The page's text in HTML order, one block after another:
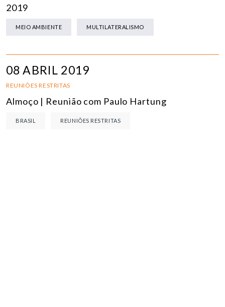
2019
MEIO AMBIENTE MULTILATERALISMO
08 ABRIL 2019
REUNIÕES RESTRITAS
Almoço | Reunião com Paulo Hartung
BRASIL REUNIÕES RESTRITAS